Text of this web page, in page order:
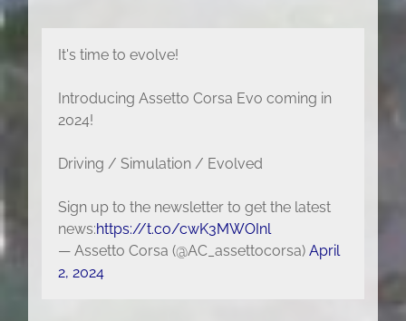
It's time to evolve!
Introducing Assetto Corsa Evo coming in
2024!
Driving / Simulation / Evolved
Sign up to the newsletter to get the latest
news:https://t.co/cwK3MWOInl
— Assetto Corsa (@AC_assettocorsa) April
2, 2024